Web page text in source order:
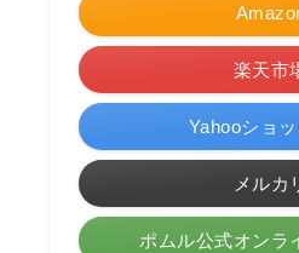
楽天市
Yahooショ
メルカ
ポムル公式オンラ